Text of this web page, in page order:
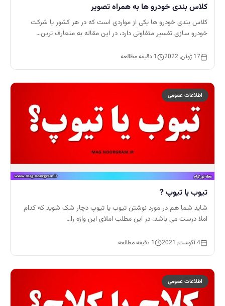
کلاس‌ بندی خودرو ها به همراه تصویر
کلاس بندی خودرو ها یکی از مواردی است که در هر کشور یا شرکت
خودرو سازی تفسیر متفاوتی دارد، در این مقاله به متعارف ترین…
17 ژوئن, 2022 1 دقیقه مطالعه
اطلاعات عمومی
تیوب یا تیوپ ?
شاید شما هم در مورد نوشتن تیوب یا تیوپ دچار شک شوید که کدام
املا درست می باشد، در این مطلب املای این واژه را…
4 آگوست, 2021 1 دقیقه مطالعه
اطلاعات عمومی